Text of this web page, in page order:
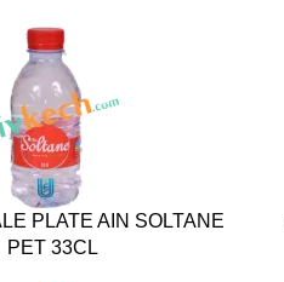
PLATE AIN SOLTANE
PET 33CL